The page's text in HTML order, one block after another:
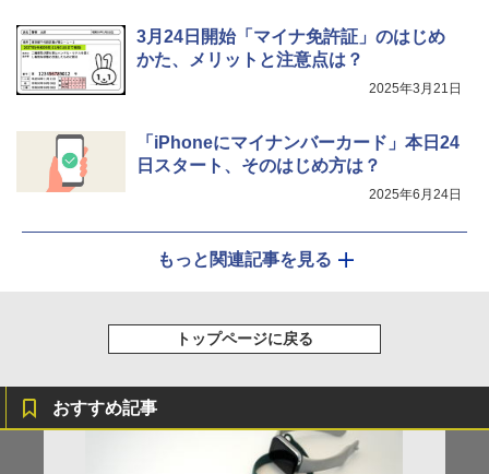
3月24日開始「マイナ免許証」のはじめ
かた、メリットと注意点は？
2025年3月21日
「iPhoneにマイナンバーカード」本日24
日スタート、そのはじめ方は？
2025年6月24日
もっと関連記事を見る
トップページに戻る
おすすめ記事